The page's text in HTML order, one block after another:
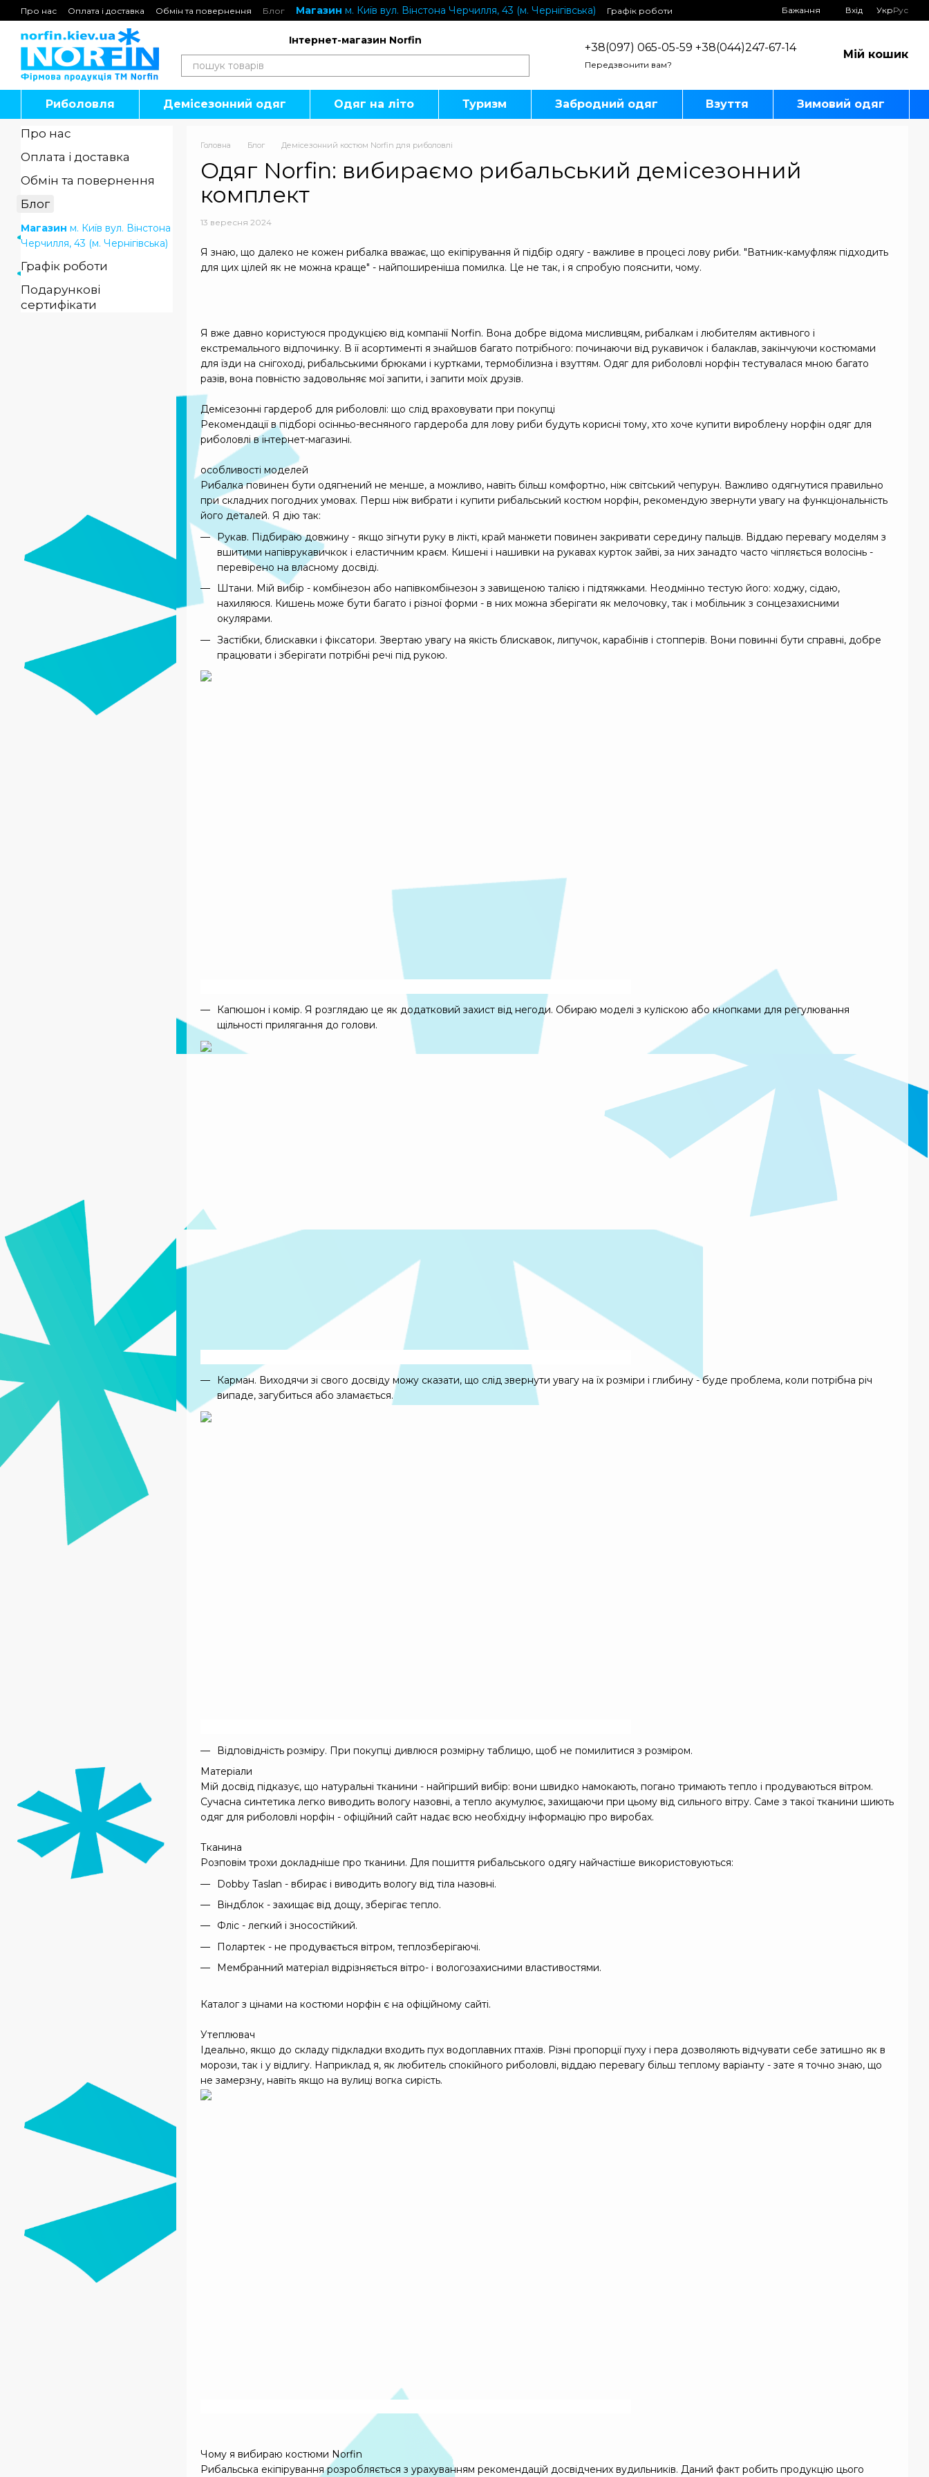
Перейти до основного контенту
Про нас Оплата і доставка Обмін та повернення Блог Магазин м. Київ вул. Вінстона Черчилля, 43 (м. Чернігівська)
Графік роботи
Подарункові сертифікати
Бажання Вхід УкрРус
Інтернет-магазин Norfin
+38(097) 065-05-59 +38(044)247-67-14
Передзвонити вам?
Мій кошик
Риболовля Демісезонний одяг Одяг на літо Туризм Забродний одяг Взуття Зимовий одяг
Головна Блог Демісезонний костюм Norfin для риболовлі
Одяг Norfin: вибираємо рибальський демісезонний
комплект
13 вересня 2024
Я знаю, що далеко не кожен рибалка вважає, що екіпірування й підбір одягу - важливе в процесі лову риби. "Ватник-камуфляж підходить
для цих цілей як не можна краще" - найпоширеніша помилка. Це не так, і я спробую пояснити, чому.
Я вже давно користуюся продукцією від компанії Norfin. Вона добре відома мисливцям, рибалкам і любителям активного і
екстремального відпочинку. В її асортименті я знайшов багато потрібного: починаючи від рукавичок і балаклав, закінчуючи костюмами
для їзди на снігоході, рибальськими брюками і куртками, термобілизна і взуттям. Одяг для риболовлі норфін тестувалася мною багато
разів, вона повністю задовольняє мої запити, і запити моїх друзів.
Демісезонні гардероб для риболовлі: що слід враховувати при покупці
Рекомендації в підборі осінньо-весняного гардероба для лову риби будуть корисні тому, хто хоче купити вироблену норфін одяг для
риболовлі в інтернет-магазині.
особливості моделей
Рибалка повинен бути одягнений не менше, а можливо, навіть більш комфортно, ніж світський чепурун. Важливо одягнутися правильно
при складних погодних умовах. Перш ніж вибрати і купити рибальський костюм норфін, рекомендую звернути увагу на функціональність
його деталей. Я дію так:
Рукав. Підбираю довжину - якщо зігнути руку в лікті, край манжети повинен закривати середину пальців. Віддаю перевагу моделям з
вшитими напіврукавичкок і еластичним краєм. Кишені і нашивки на рукавах курток зайві, за них занадто часто чіпляється волосінь -
перевірено на власному досвіді.
Штани. Мій вибір - комбінезон або напівкомбінезон з завищеною талією і підтяжками. Неодмінно тестую його: ходжу, сідаю,
нахиляюся. Кишень може бути багато і різної форми - в них можна зберігати як мелочовку, так і мобільник з сонцезахисними
окулярами.
Застібки, блискавки і фіксатори. Звертаю увагу на якість блискавок, липучок, карабінів і стопперів. Вони повинні бути справні, добре
працювати і зберігати потрібні речі під рукою.
Капюшон і комір. Я розглядаю це як додатковий захист від негоди. Обираю моделі з куліскою або кнопками для регулювання
щільності прилягання до голови.
Карман. Виходячи зі свого досвіду можу сказати, що слід звернути увагу на їх розміри і глибину - буде проблема, коли потрібна річ
випаде, загубиться або зламається.
Відповідність розміру. При покупці дивлюся розмірну таблицю, щоб не помилитися з розміром.
Матеріали
Мій досвід підказує, що натуральні тканини - найгірший вибір: вони швидко намокають, погано тримають тепло і продуваються вітром.
Сучасна синтетика легко виводить вологу назовні, а тепло акумулює, захищаючи при цьому від сильного вітру. Саме з такої тканини шиють
одяг для риболовлі норфін - офіційний сайт надає всю необхідну інформацію про виробах.
Тканина
Розповім трохи докладніше про тканини. Для пошиття рибальського одягу найчастіше використовуються:
Dobby Taslan - вбирає і виводить вологу від тіла назовні.
Віндблок - захищає від дощу, зберігає тепло.
Фліс - легкий і зносостійкий.
Полартек - не продувається вітром, теплозберігаючі.
Мембранний матеріал відрізняється вітро- і вологозахисними властивостями.
Каталог з цінами на костюми норфін є на офіційному сайті.
Утеплювач
Ідеально, якщо до складу підкладки входить пух водоплавних птахів. Різні пропорції пуху і пера дозволяють відчувати себе затишно як в
морози, так і у відлигу. Наприклад я, як любитель спокійного риболовлі, віддаю перевагу більш теплому варіанту - зате я точно знаю, що
не замерзну, навіть якщо на вулиці вогка сирість.
Чому я вибираю костюми Norfin
Рибальська екіпірування розробляється з урахуванням рекомендацій досвідчених вудильників. Даний факт робить продукцію цього
Про нас
Оплата і доставка
Обмін та повернення
Блог
Магазин м. Київ вул. Вінстона
Черчилля, 43 (м. Чернігівська)
Графік роботи
Подарункові
сертифікати